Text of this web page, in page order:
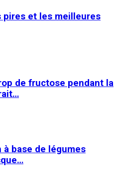
pires et les meilleures
de fructose pendant la
à base de légumes